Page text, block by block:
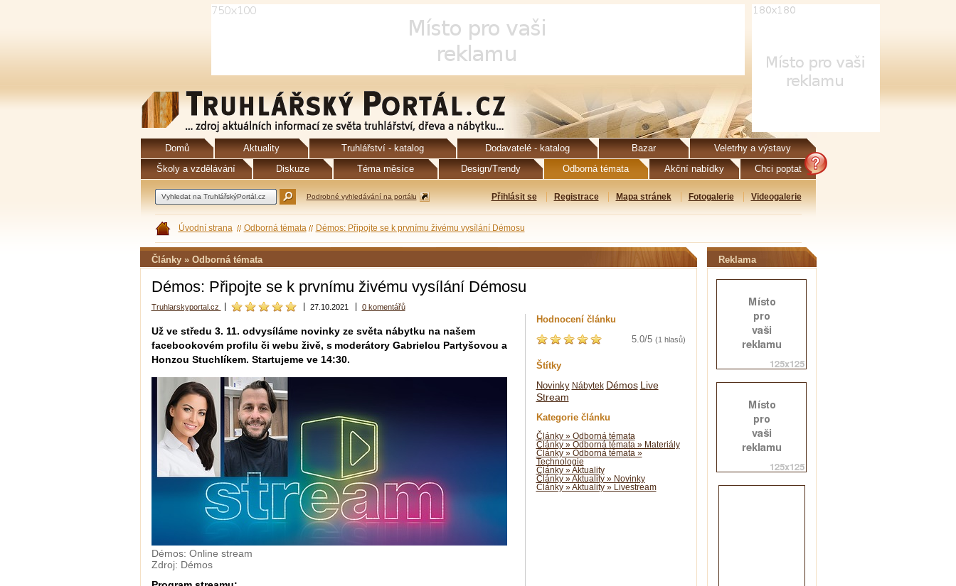
Domů Aktuality Truhlářství - katalog Dodavatelé - katalog Bazar
Veletrhy a výstavy
Školy a vzdělávání
Diskuze Téma měsíce Design/Trendy Odborná témata Akční nabídky Chci poptat
Podrobné vyhledávání na portálu Přihlásit se Registrace Mapa stránek Fotogalerie Videogalerie
Úvodní strana Odborná témata Démos: Připojte se k prvnímu živému vysílání Démosu
Články » Odborná témata
Démos: Připojte se k prvnímu živému vysílání Démosu
Truhlarskyportal.cz 27.10.2021 0 komentářů
Už ve středu 3. 11. odvysíláme novinky ze světa nábytku na našem
facebookovém profilu či webu živě, s moderátory Gabrielou Partyšovou a
Honzou Stuchlíkem. Startujeme ve 14:30.
Démos: Online stream
Zdroj: Démos
Hodnocení článku
5.0/5 (1 hlasů)
Štítky
Novinky Nábytek Démos Live
Stream
Kategorie článku
Články » Odborná témata
Články » Odborná témata » Materiály
Články » Odborná témata »
Technologie
Články » Aktuality
Články » Aktuality » Novinky
Články » Aktuality » Livestream
Reklama